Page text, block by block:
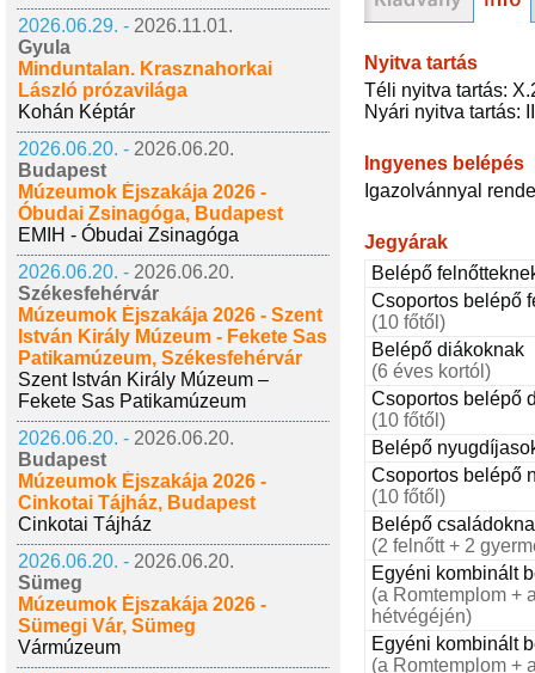
2026.06.29. - 2026.11.01.
Gyula
Minduntalan. Krasznahorkai
László prózavilága
Kohán Képtár
2026.06.20. - 2026.06.20.
Budapest
Múzeumok Éjszakája 2026 -
Óbudai Zsinagóga, Budapest
EMIH - Óbudai Zsinagóga
2026.06.20. - 2026.06.20.
Székesfehérvár
Múzeumok Éjszakája 2026 - Szent
István Király Múzeum - Fekete Sas
Patikamúzeum, Székesfehérvár
Szent István Király Múzeum –
Fekete Sas Patikamúzeum
2026.06.20. - 2026.06.20.
Budapest
Múzeumok Éjszakája 2026 -
Cinkotai Tájház, Budapest
Cinkotai Tájház
2026.06.20. - 2026.06.20.
Sümeg
Múzeumok Éjszakája 2026 -
Sümegi Vár, Sümeg
Vármúzeum
Nyitva tartás
Téli nyitva tartás:
Nyári nyitva tartás:
Ingyenes belépés
Igazolvánnyal
Jegyárak
Belépő
Csoportos belépő
(10 főtől)
Belépő diákoknak
(6 éves kortól)
Csoportos belépő
(10 főtől)
Belépő
Csoportos belépő
(10 főtől)
Belépő
(2 felnőtt + 2
Egyéni kombinált
(a Romtemplom +
hétvégéjén)
Egyéni kombinált
(a Romtemplom +